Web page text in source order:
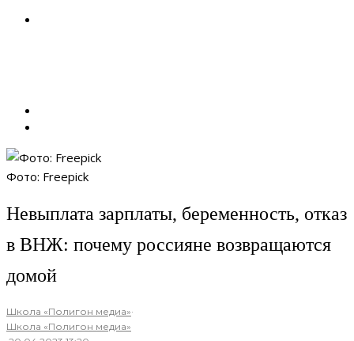
Фото: Freepick
Невыплата зарплаты, беременность, отказ
в ВНЖ: почему россияне возвращаются
домой
Школа «Полигон медиа»·
Школа «Полигон медиа»